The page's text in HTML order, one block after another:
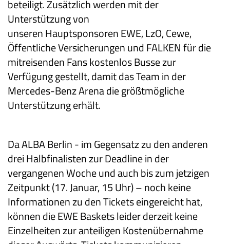
beteiligt. Zusätzlich werden mit der
Unterstützung von
unserenHauptsponsorenEWE, LzO, Cewe,
Öffentliche Versicherungen und FALKEN für die
mitreisenden Fans kostenlos Busse zur
Verfügung gestellt, damit das Team in der
Mercedes-Benz Arena die größtmögliche
Unterstützung erhält.
Da ALBA Berlin - im Gegensatz zu den anderen
drei Halbfinalisten zur Deadline in der
vergangenen Woche und auch bis zum jetzigen
Zeitpunkt (17. Januar, 15 Uhr) – noch keine
Informationen zu den Tickets eingereicht hat,
können die EWE Baskets leider derzeit keine
Einzelheiten zur anteiligen Kostenübernahme